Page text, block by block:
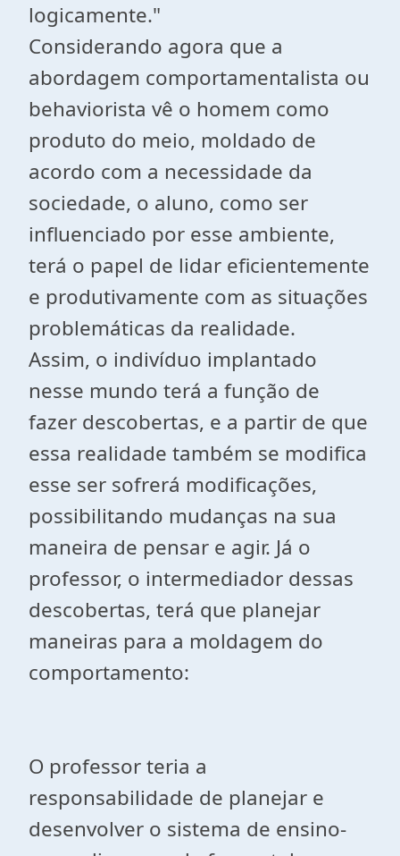
logicamente."
Considerando agora que a
abordagem comportamentalista ou
behaviorista vê o homem como
produto do meio, moldado de
acordo com a necessidade da
sociedade, o aluno, como ser
influenciado por esse ambiente,
terá o papel de lidar eficientemente
e produtivamente com as situações
problemáticas da realidade.
Assim, o indivíduo implantado
nesse mundo terá a função de
fazer descobertas, e a partir de que
essa realidade também se modifica
esse ser sofrerá modificações,
possibilitando mudanças na sua
maneira de pensar e agir. Já o
professor, o intermediador dessas
descobertas, terá que planejar
maneiras para a moldagem do
comportamento:
O professor teria a
responsabilidade de planejar e
desenvolver o sistema de ensino-